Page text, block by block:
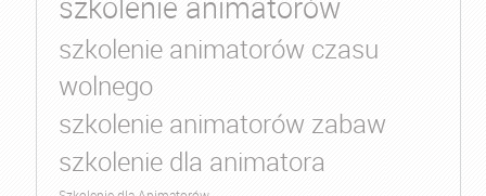
szkolenie animatorów czasu
wolnego
szkolenie animatorów zabaw
szkolenie dla animatora